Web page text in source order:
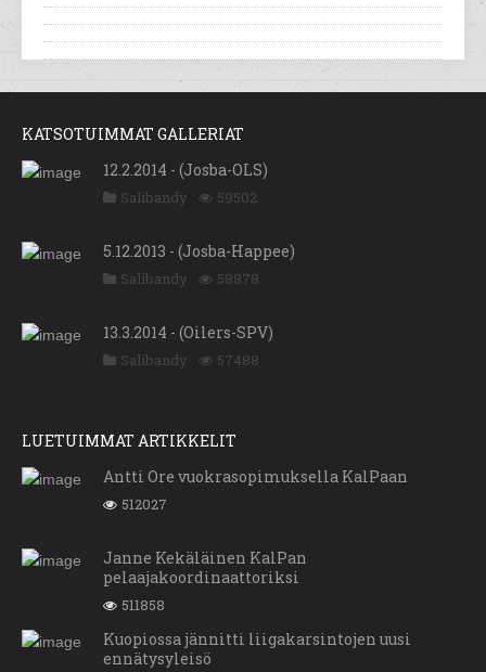
KATSOTUIMMAT GALLERIAT
12.2.2014 - (Josba-OLS)
Salibandy 59502
5.12.2013 - (Josba-Happee)
Salibandy 58878
13.3.2014 - (Oilers-SPV)
Salibandy 57488
LUETUIMMAT ARTIKKELIT
Antti Ore vuokrasopimuksella KalPaan
512027
Janne Kekäläinen KalPan
pelaajakoordinaattoriksi
511858
Kuopiossa jännitti liigakarsintojen uusi
ennätysyleisö